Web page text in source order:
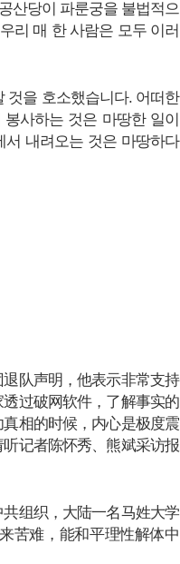
산당이 파룬궁을 불법적으
리 매 한 사람은 모두 이러
것을 호소했습니다. 어떠한
사하는 것은 마땅한 일이
서 내려오는 것은 마땅하다
队声明，他表示非常支持
过破网软件，了解事实的
相的时候，内心是极度震
记者陈怀秀、熊斌采访报
组织，大陆一名马姓大学
苦难，能和平理性解体中